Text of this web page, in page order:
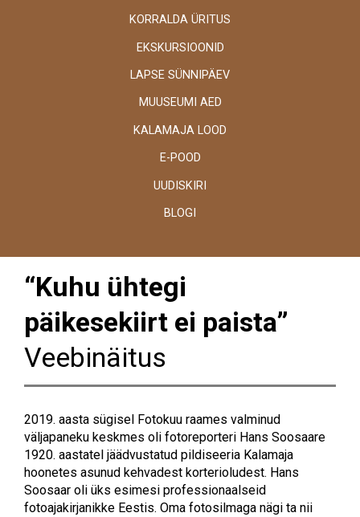
KORRALDA ÜRITUS
EKSKURSIOONID
LAPSE SÜNNIPÄEV
MUUSEUMI AED
KALAMAJA LOOD
E-POOD
UUDISKIRI
BLOGI
“Kuhu ühtegi
päikesekiirt ei paista”
Veebinäitus
2019. aasta sügisel Fotokuu raames valminud
väljapaneku keskmes oli fotoreporteri Hans Soosaare
1920. aastatel jäädvustatud pildiseeria Kalamaja
hoonetes asunud kehvadest korterioludest. Hans
Soosaar oli üks esimesi professionaalseid
fotoajakirjanikke Eestis. Oma fotosilmaga nägi ta nii